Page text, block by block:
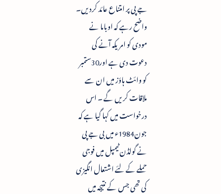
جے پی پر امتناع عائد کردیں۔
واضح رہے کہ اوباما نے
مودی کو امریکہ آنے کی
دعوت دی ہے اور30ستمبر
کو وائٹ ہاؤز میں ان سے
ملاقات کریں گے ۔ اس
درخواست میں کہا گیا ہے کہ
جون1984ء میں بی جے پی
نے گولڈن ٹیمپل میں فوجی
حملے کے لئے اشتعال انگیزی
کی تھی جس کے نتیجہ میں